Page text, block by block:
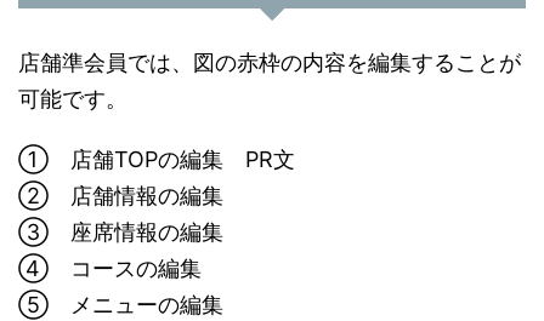
店舗準会員では、図の赤枠の内容を編集することが
可能です。
➀ 店舗TOPの編集 PR文
➁ 店舗情報の編集
➂ 座席情報の編集
➃ コースの編集
➄ メニューの編集